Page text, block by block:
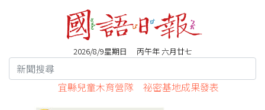
2026/8/9星期日 丙午年 六月廿七
宜縣兒童木育營隊 祕密基地成果發表